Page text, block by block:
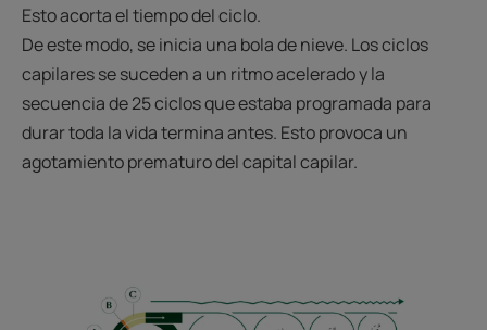
Esto acorta el tiempo del ciclo.
De este modo, se inicia una bola de nieve. Los ciclos
capilares se suceden a un ritmo acelerado y la
secuencia de 25 ciclos que estaba programada para
durar toda la vida termina antes. Esto provoca un
agotamiento prematuro del capital capilar.